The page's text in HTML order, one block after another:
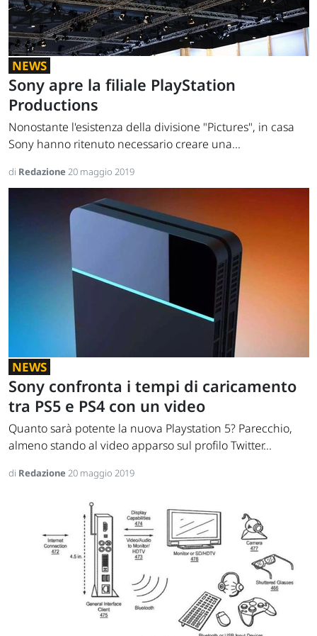
NEWS
Sony apre la filiale PlayStation
Productions
Nonostante l'esistenza della divisione "Pictures", in casa
Sony hanno ritenuto necessario creare una...
di Redazione20 maggio 2019
NEWS
Sony confronta i tempi di caricamento
tra PS5 e PS4 con un video
Quanto sarà potente la nuova Playstation 5? Parecchio,
almeno stando al video apparso sul profilo Twitter...
di Redazione20 maggio 2019